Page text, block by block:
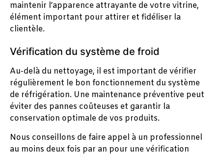
maintenir l’apparence attrayante de votre vitrine,
élément important pour attirer et fidéliser la
clientèle.
Vérification du système de froid
Au-delà du nettoyage, il est important de vérifier
régulièrement le bon fonctionnement du système
de réfrigération. Une maintenance préventive peut
éviter des pannes coûteuses et garantir la
conservation optimale de vos produits.
Nous conseillons de faire appel à un professionnel
au moins deux fois par an pour une vérification